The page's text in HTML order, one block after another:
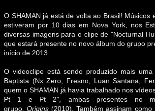
O SHAMAN já está de volta ao Brasil! Músicos
estiveram por 10 dias em Nova York, nos
diversas imagens para o clipe de "Nocturnal
que estará presente no novo álbum do grupo
início de 2013.
O videoclipe está sendo produzido mais
Baptista (Nx Zero, Fresno, Luan Santana,
quem o SHAMAN já havia trabalhado nos
Pt 1 e Pt 2", ambas presentes no
grupo,Origins (2010). Também assinam como